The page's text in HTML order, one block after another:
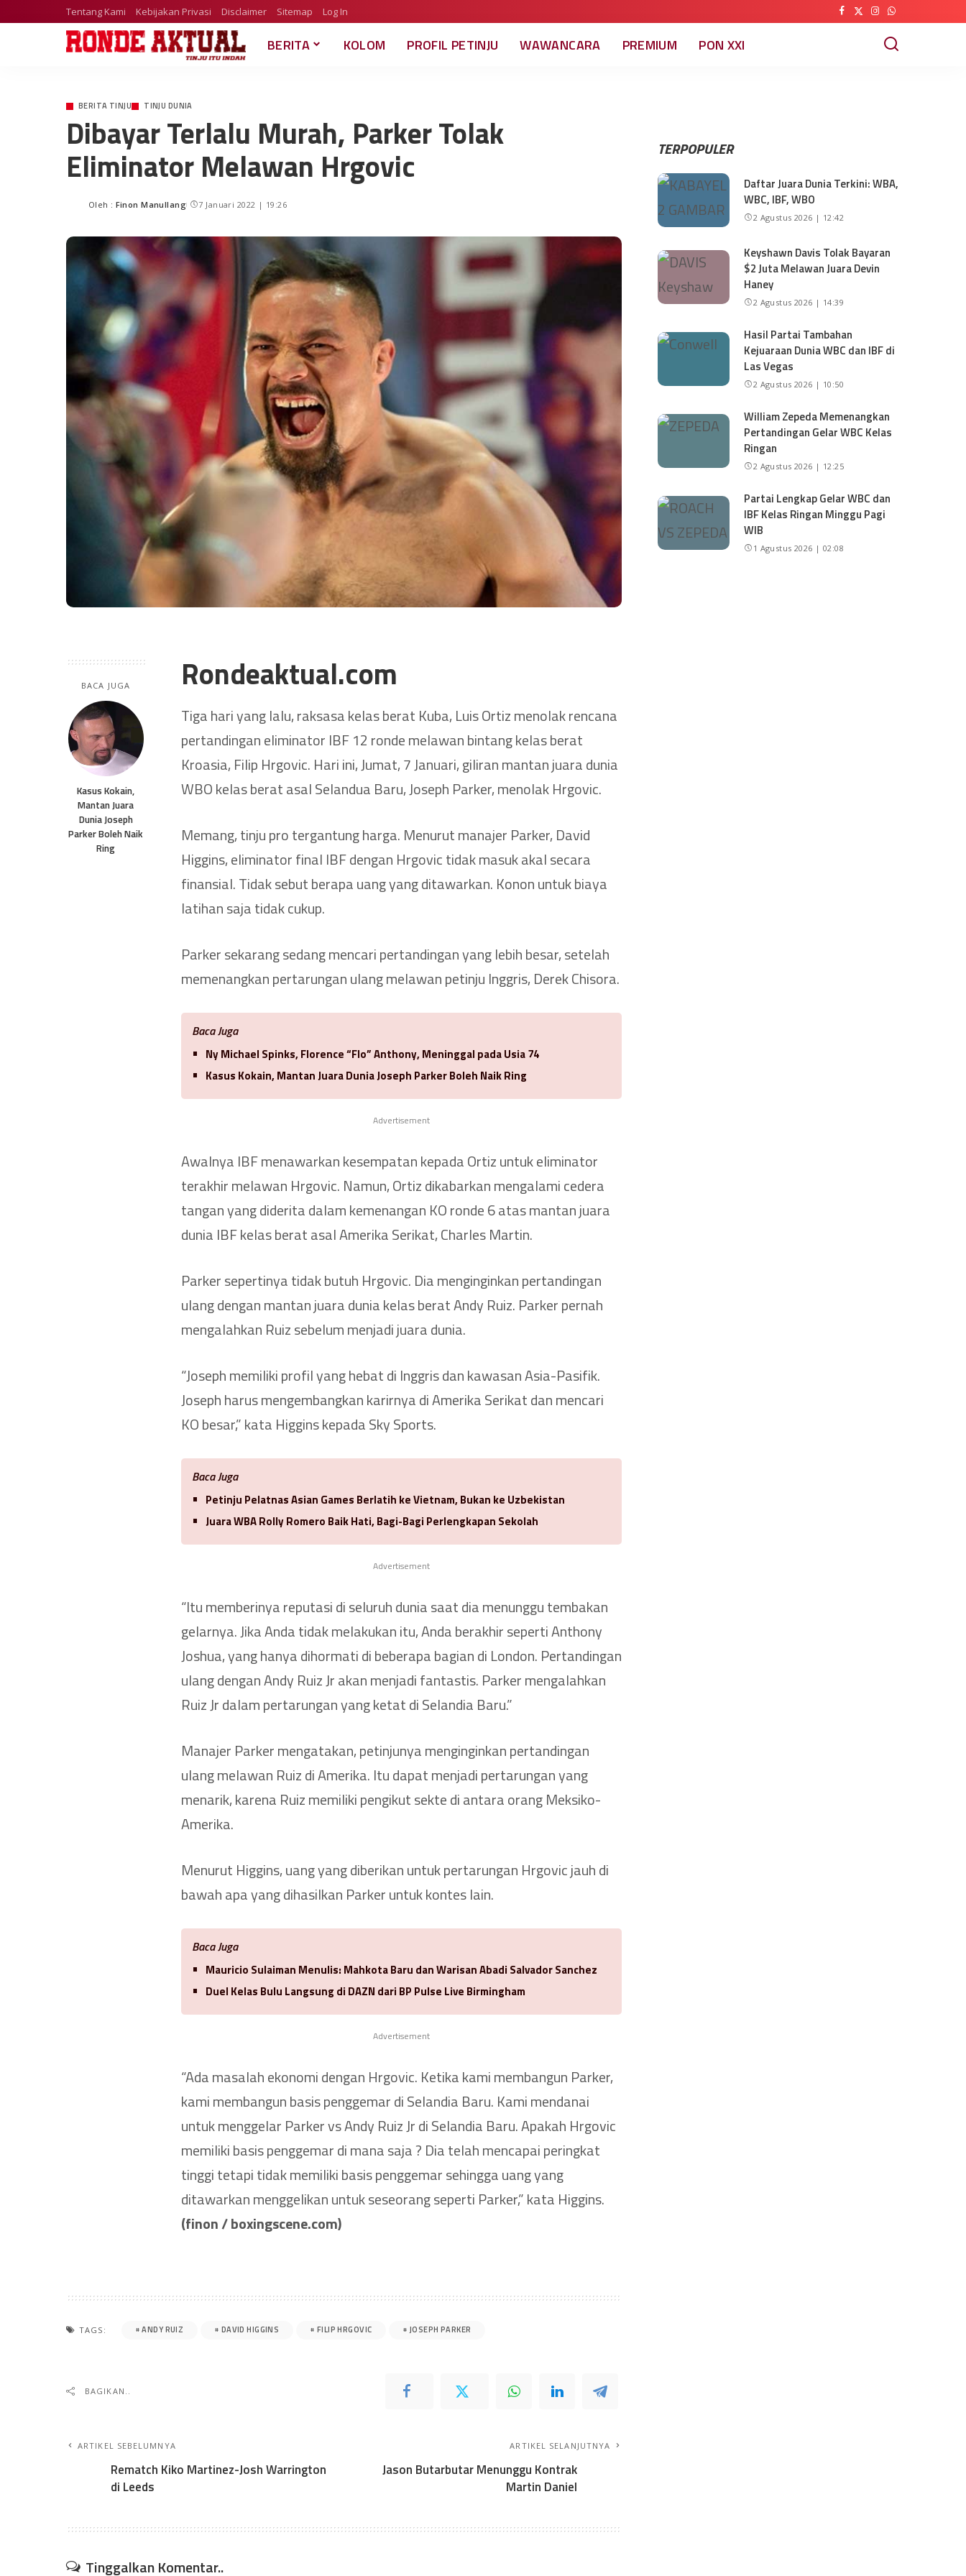
Tentang Kami Kebijakan Privasi Disclaimer Sitemap Log In
BERITA KOLOM PROFIL PETINJU WAWANCARA PREMIUM PON XXI
BERITA TINJU TINJU DUNIA
Dibayar Terlalu Murah, Parker Tolak
Eliminator Melawan Hrgovic
Oleh : Finon Manullang 7 Januari 2022 | 19:26
BACA JUGA
Kasus Kokain,
Mantan Juara
Dunia Joseph
Parker Boleh Naik
Ring
Rondeaktual.com
Tiga hari yang lalu, raksasa kelas berat Kuba, Luis Ortiz menolak rencana
pertandingan eliminator IBF 12 ronde melawan bintang kelas berat
Kroasia, Filip Hrgovic. Hari ini, Jumat, 7 Januari, giliran mantan juara dunia
WBO kelas berat asal Selandua Baru, Joseph Parker, menolak Hrgovic.
Memang, tinju pro tergantung harga. Menurut manajer Parker, David
Higgins, eliminator final IBF dengan Hrgovic tidak masuk akal secara
finansial. Tidak sebut berapa uang yang ditawarkan. Konon untuk biaya
latihan saja tidak cukup.
Parker sekarang sedang mencari pertandingan yang lebih besar, setelah
memenangkan pertarungan ulang melawan petinju Inggris, Derek Chisora.
Baca Juga
Ny Michael Spinks, Florence “Flo” Anthony, Meninggal pada Usia 74
Kasus Kokain, Mantan Juara Dunia Joseph Parker Boleh Naik Ring
Advertisement
Awalnya IBF menawarkan kesempatan kepada Ortiz untuk eliminator
terakhir melawan Hrgovic. Namun, Ortiz dikabarkan mengalami cedera
tangan yang diderita dalam kemenangan KO ronde 6 atas mantan juara
dunia IBF kelas berat asal Amerika Serikat, Charles Martin.
Parker sepertinya tidak butuh Hrgovic. Dia menginginkan pertandingan
ulang dengan mantan juara dunia kelas berat Andy Ruiz. Parker pernah
mengalahkan Ruiz sebelum menjadi juara dunia.
“Joseph memiliki profil yang hebat di Inggris dan kawasan Asia-Pasifik.
Joseph harus mengembangkan karirnya di Amerika Serikat dan mencari
KO besar,” kata Higgins kepada Sky Sports.
Baca Juga
Petinju Pelatnas Asian Games Berlatih ke Vietnam, Bukan ke Uzbekistan
Juara WBA Rolly Romero Baik Hati, Bagi-Bagi Perlengkapan Sekolah
Advertisement
“Itu memberinya reputasi di seluruh dunia saat dia menunggu tembakan
gelarnya. Jika Anda tidak melakukan itu, Anda berakhir seperti Anthony
Joshua, yang hanya dihormati di beberapa bagian di London. Pertandingan
ulang dengan Andy Ruiz Jr akan menjadi fantastis. Parker mengalahkan
Ruiz Jr dalam pertarungan yang ketat di Selandia Baru.”
Manajer Parker mengatakan, petinjunya menginginkan pertandingan
ulang melawan Ruiz di Amerika. Itu dapat menjadi pertarungan yang
menarik, karena Ruiz memiliki pengikut sekte di antara orang Meksiko-
Amerika.
Menurut Higgins, uang yang diberikan untuk pertarungan Hrgovic jauh di
bawah apa yang dihasilkan Parker untuk kontes lain.
Baca Juga
Mauricio Sulaiman Menulis: Mahkota Baru dan Warisan Abadi Salvador Sanchez
Duel Kelas Bulu Langsung di DAZN dari BP Pulse Live Birmingham
Advertisement
“Ada masalah ekonomi dengan Hrgovic. Ketika kami membangun Parker,
kami membangun basis penggemar di Selandia Baru. Kami mendanai
untuk menggelar Parker vs Andy Ruiz Jr di Selandia Baru. Apakah Hrgovic
memiliki basis penggemar di mana saja ? Dia telah mencapai peringkat
tinggi tetapi tidak memiliki basis penggemar sehingga uang yang
ditawarkan menggelikan untuk seseorang seperti Parker,” kata Higgins.
(finon / boxingscene.com)
TAGS: ANDY RUIZ DAVID HIGGINS FILIP HRGOVIC JOSEPH PARKER
BAGIKAN..
ARTIKEL SEBELUMNYA
Rematch Kiko Martinez-Josh Warrington
di Leeds
ARTIKEL SELANJUTNYA
Jason Butarbutar Menunggu Kontrak
Martin Daniel
Tinggalkan Komentar..
TERPOPULER
Daftar Juara Dunia Terkini: WBA,
WBC, IBF, WBO
2 Agustus 2026 | 12:42
Keyshawn Davis Tolak Bayaran
$2 Juta Melawan Juara Devin
Haney
2 Agustus 2026 | 14:39
Hasil Partai Tambahan
Kejuaraan Dunia WBC dan IBF di
Las Vegas
2 Agustus 2026 | 10:50
William Zepeda Memenangkan
Pertandingan Gelar WBC Kelas
Ringan
2 Agustus 2026 | 12:25
Partai Lengkap Gelar WBC dan
IBF Kelas Ringan Minggu Pagi
WIB
1 Agustus 2026 | 02:08